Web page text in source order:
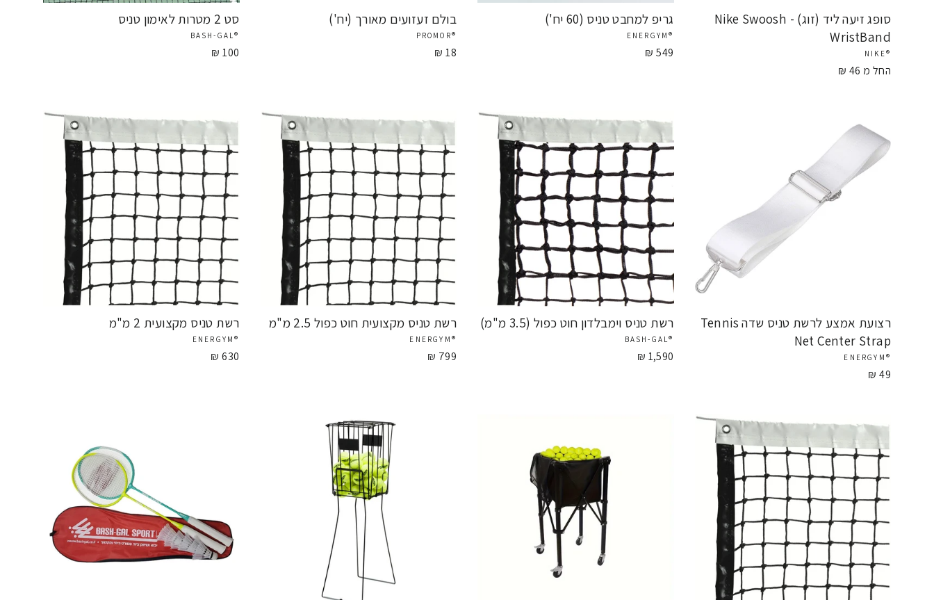
סופג זיעה ליד (זוג) - Nike Swoosh
WristBand
®NIKE
החל מ 46 ₪
גריפ למחבט טניס (60 יח')
®ENERGYM
549 ₪
בולם זעזועים מאורך (יח')
®PROMOR
18 ₪
סט 2 מטרות לאימון טניס
®BASH-GAL
100 ₪
רצועת אמצע לרשת טניס שדה Tennis
Net Center Strap
®ENERGYM
49 ₪
רשת טניס וימבלדון חוט כפול (3.5 מ"מ)
®BASH-GAL
1,590 ₪
רשת טניס מקצועית חוט כפול 2.5 מ"מ
®ENERGYM
799 ₪
רשת טניס מקצועית 2 מ"מ
®ENERGYM
630 ₪